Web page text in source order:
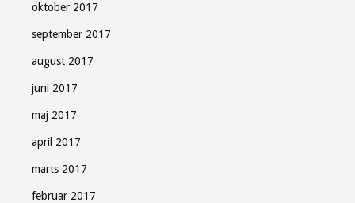
oktober 2017
september 2017
august 2017
juni 2017
maj 2017
april 2017
marts 2017
februar 2017